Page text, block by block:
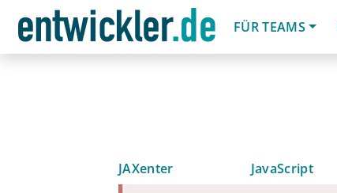
FÜR TEAMS
JAXenter JavaScript